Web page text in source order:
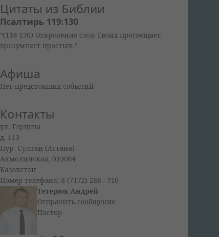
Цитаты из Библии
Псалтирь 119:130
“(118-130) Откровение слов Твоих просвещает,
вразумляет простых.”
Афиша
Нет предстоящих событий
Контакты
ул. Герцена
д. 113
Нур- Султан (Астана)
Акмолинская, 010004
Казахстан
Номер телефона: 8 (7172) 288 - 710
Тетерюк Андрей
Отправить сообщение
Пастор